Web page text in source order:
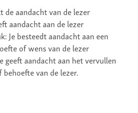
de aandacht van de lezer
aandacht aan de lezer
Je besteedt aandacht aan een
of wens van de lezer
geeft aandacht aan het vervullen
van de lezer.